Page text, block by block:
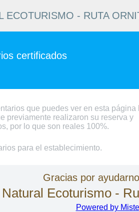
ECOTURISMO - RUTA
certificados
que puedes ver en esta página
previamente realizaron su reserva y
por lo que son reales 100%.
para el establecimiento.
Gracias por
Ecoturismo -
Powered by